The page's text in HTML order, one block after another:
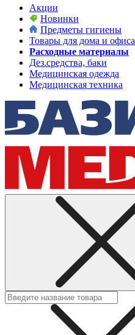
Акции
Новинки
Предметы гигиены
Товары для дома и офиса
Расходные материалы
Дез.средства, баки
Медицинская одежда
Медицинская техника